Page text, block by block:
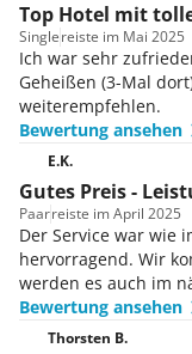
Top Hotel mit
Singlereiste im Mai 2025
Ich war sehr
Geheißen (3-Mal
weiterempfehlen.
Bewertung ansehen
E.K.
Gutes Preis -
Paarreiste im April 2025
Der Service war wie
hervorragend. Wir
werden es auch im
Bewertung ansehen
Thorsten B.